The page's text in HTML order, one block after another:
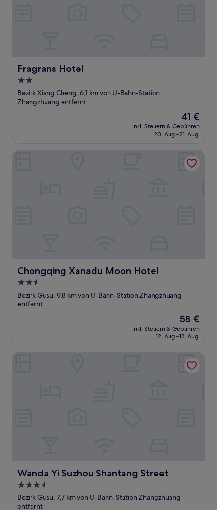
Fragrans Hotel
Fragrans Hotel
2.0-
Sterne-
Unterkunft
Bezirk Xiang Cheng, 6,1 km von U-Bahn-Station
Zhangzhuang entfernt
Der
Preis
beträgt
41 €
inkl. Steuern & Gebühren
20. Aug.–21. Aug.
Chongqing Xanadu Moon Hotel
Chongqing Xanadu Moon Hotel
2.5-
Sterne-
Unterkunft
Bezirk Gusu, 9,8 km von U-Bahn-Station Zhangzhuang
entfernt
Der
Preis
beträgt
58 €
inkl. Steuern & Gebühren
12. Aug.–13. Aug.
Wanda Yi Suzhou Shantang Street
Wanda Yi Suzhou Shantang Street
3.5-
Sterne-
Unterkunft
Bezirk Gusu, 7,7 km von U-Bahn-Station Zhangzhuang
entfernt